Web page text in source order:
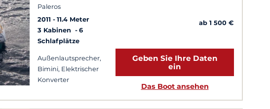
Paleros
2011
11.4 Meter
3 Kabinen
6
Schlafplätze
Außenlautsprecher,
Bimini, Elektrischer
Konverter
ab 1 500 €
Geben Sie Ihre Daten
ein
Das Boot ansehen